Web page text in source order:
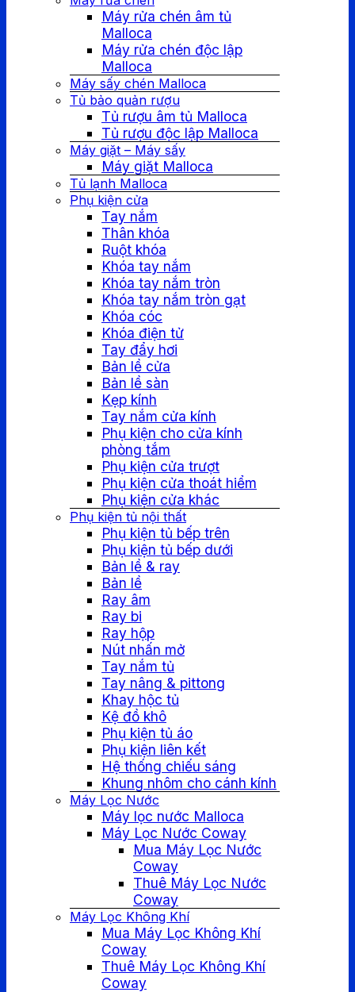
Máy rửa chén âm tủ
Malloca
Máy rửa chén độc lập
Malloca
Máy sấy chén Malloca
Tủ bảo quản rượu
Tủ rượu âm tủ Malloca
Tủ rượu độc lập Malloca
Máy giặt – Máy sấy
Máy giặt Malloca
Tủ lạnh Malloca
Phụ kiện cửa
Tay nắm
Thân khóa
Ruột khóa
Khóa tay nắm
Khóa tay nắm tròn
Khóa tay nắm tròn gạt
Khóa cóc
Khóa điện tử
Tay đẩy hơi
Bản lề cửa
Bản lề sàn
Kẹp kính
Tay nắm cửa kính
Phụ kiện cho cửa kính
phòng tắm
Phụ kiện cửa trượt
Phụ kiện cửa thoát hiểm
Phụ kiện cửa khác
Phụ kiện tủ nội thất
Phụ kiện tủ bếp trên
Phụ kiện tủ bếp dưới
Bản lề & ray
Bản lề
Ray âm
Ray bi
Ray hộp
Nút nhấn mở
Tay nắm tủ
Tay nâng & pittong
Khay hộc tủ
Kệ đồ khô
Phụ kiện tủ áo
Phụ kiện liên kết
Hệ thống chiếu sáng
Khung nhôm cho cánh kính
Máy Lọc Nước
Máy lọc nước Malloca
Máy Lọc Nước Coway
Mua Máy Lọc Nước
Coway
Thuê Máy Lọc Nước
Coway
Máy Lọc Không Khí
Mua Máy Lọc Không Khí
Coway
Thuê Máy Lọc Không Khí
Coway